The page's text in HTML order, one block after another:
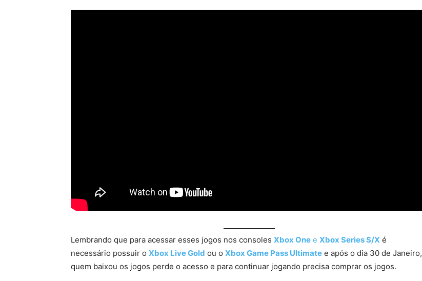
Lembrando que para acessar esses jogos nos consoles Xbox One e Xbox Series S/X é
necessário possuir o Xbox Live Gold ou o Xbox Game Pass Ultimate e após o dia 30 de Janeiro,
quem baixou os jogos perde o acesso e para continuar jogando precisa comprar os jogos.